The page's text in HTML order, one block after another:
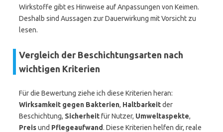
Wirkstoffe gibt es Hinweise auf Anpassungen von Keimen.
Deshalb sind Aussagen zur Dauerwirkung mit Vorsicht zu
lesen.
Vergleich der Beschichtungsarten nach
wichtigen Kriterien
Für die Bewertung ziehe ich diese Kriterien heran:
Wirksamkeit gegen Bakterien, Haltbarkeitder
Beschichtung, Sicherheitfür Nutzer, Umweltaspekte,
Preisund Pflegeaufwand. Diese Kriterien helfen dir, reale